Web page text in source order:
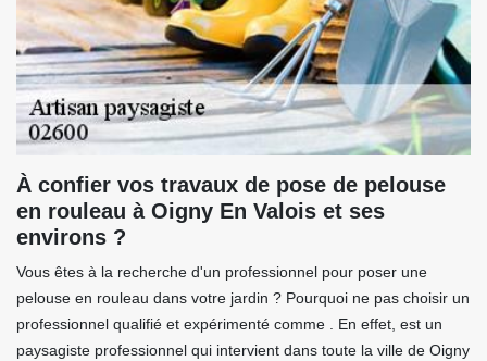
À confier vos travaux de pose de pelouse
en rouleau à Oigny En Valois et ses
environs ?
Vous êtes à la recherche d'un professionnel pour poser une
pelouse en rouleau dans votre jardin ? Pourquoi ne pas choisir un
professionnel qualifié et expérimenté comme . En effet, est un
paysagiste professionnel qui intervient dans toute la ville de Oigny